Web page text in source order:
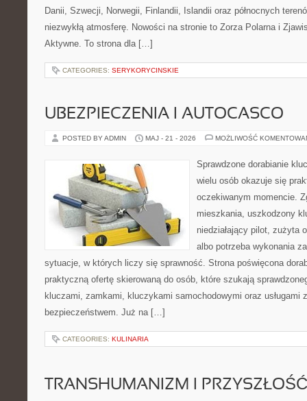
Danii, Szwecji, Norwegii, Finlandii, Islandii oraz północnych
niezwykłą atmosferę. Nowości na stronie to Zorza Polarna i
Aktywne. To strona dla […]
CATEGORIES: SERYKORYCINSKIE
UBEZPIECZENIA I AUTOCASCO
POSTED BY ADMIN MAJ - 21 - 2026 MOŻLIWOŚĆ
Sprawdzone dorabianie
wielu osób okazuje się
oczekiwanym momencie.
mieszkania, uszkodzony
niedziałający pilot, zużyta
albo potrzeba wykonania
sytuacje, w których liczy się sprawność. Strona poświęcona
praktyczną ofertę skierowaną do osób, które szukają
kluczami, zamkami, kluczykami samochodowymi oraz usługami
bezpieczeństwem. Już na […]
CATEGORIES: KULINARIA
TRANSHUMANIZM I